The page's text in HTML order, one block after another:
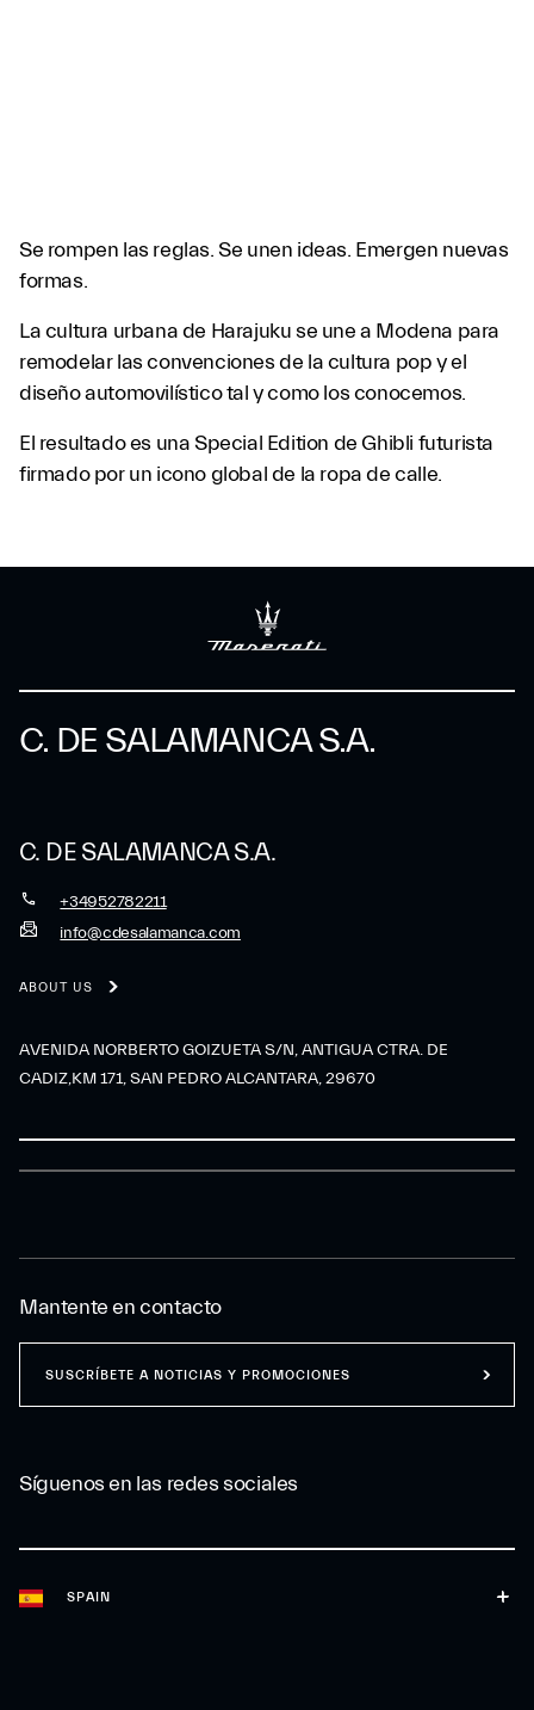
Se rompen las reglas. Se unen ideas. Emergen nuevas
formas.
La cultura urbana de Harajuku se une a Modena para
remodelar las convenciones de la cultura pop y el
diseño automovilístico tal y como los conocemos.
El resultado es una Special Edition de Ghibli futurista
firmado por un icono global de la ropa de calle.
C. DE SALAMANCA S.A.
C. DE SALAMANCA S.A.
+34952782211
info@cdesalamanca.com
ABOUT US
AVENIDA NORBERTO GOIZUETA S/N, ANTIGUA CTRA. DE
CADIZ,KM 171, SAN PEDRO ALCANTARA, 29670
SPAIN
Síguenos en las redes sociales
Mantente en contacto
SUSCRÍBETE A NOTICIAS Y PROMOCIONES